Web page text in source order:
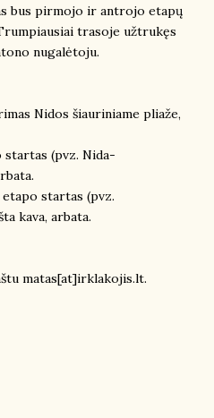
bus pirmojo ir antrojo etapų
trasoje užtrukęs
nugalėtoju.
Nidos šiauriniame pliaže,
startas (pvz. Nida-
startas (pvz.
kava, arbata.
matas[at]irklakojis.lt.